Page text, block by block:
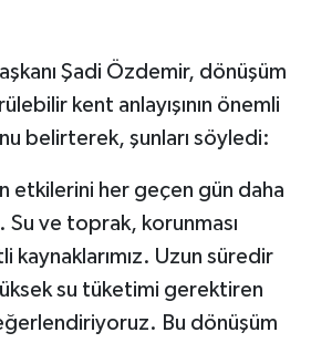
Şadi Özdemir, dönüşüm
kent anlayışının önemli
belirterek, şunları söyledi:
etkilerini her geçen gün daha
ve toprak, korunması
kaynaklarımız. Uzun süredir
su tüketimi gerektiren
Bu dönüşüm